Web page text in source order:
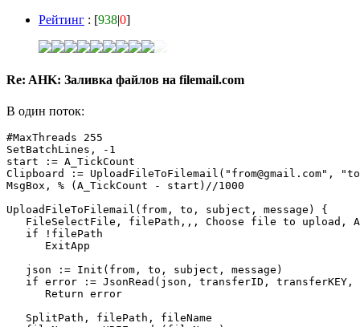
Рейтинг : [938|0]
Re: AHK: Заливка файлов на filemail.com
В один поток:
#MaxThreads 255
SetBatchLines, -1
start := A_TickCount
Clipboard := UploadFileToFilemail("from@gmail.com",
MsgBox, % (A_TickCount - start)//1000
UploadFileToFilemail(from, to, subject, message) {
FileSelectFile, filePath,,, Choose file to upload,
   if !filePath
      ExitApp
   json := Init(from, to, subject, message)
if error := JsonRead(json, transferID, transferKEY,
      Return error
   SplitPath, filePath, fileName